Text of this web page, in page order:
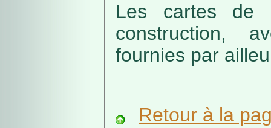
Les cartes de
construction,
fournies par
Retour à la